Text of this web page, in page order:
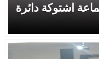
اشتوكة دائرة